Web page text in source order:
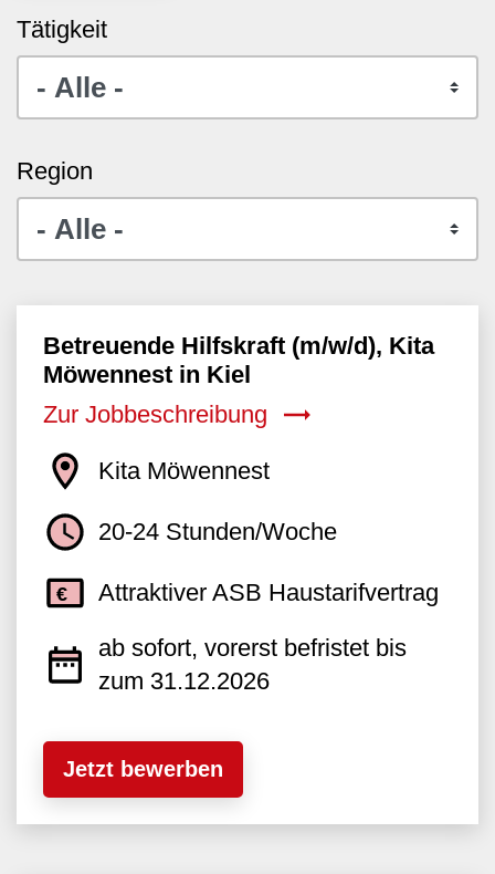
Tätigkeit
Region
Betreuende Hilfskraft (m/w/d), Kita
Möwennest in Kiel
Zur Jobbeschreibung
Kita Möwennest
20-24 Stunden/Woche
Attraktiver ASB Haustarifvertrag
ab sofort, vorerst befristet bis
zum 31.12.2026
Jetzt bewerben